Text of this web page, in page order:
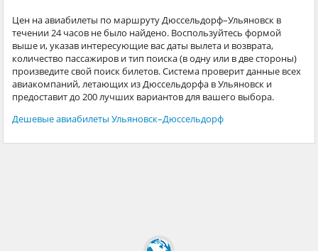
Цен на авиабилеты по маршруту Дюссельдорф–Ульяновск в
течении 24 часов не было найдено. Воспользуйтесь формой
выше и, указав интересующие вас даты вылета и возврата,
количество пассажиров и тип поиска (в одну или в две стороны)
произведите свой поиск билетов. Система проверит данные всех
авиакомпаний, летающих из Дюссельдорфа в Ульяновск и
предоставит до 200 лучших вариантов для вашего выбора.
Дешевые авиабилеты Ульяновск–Дюссельдорф